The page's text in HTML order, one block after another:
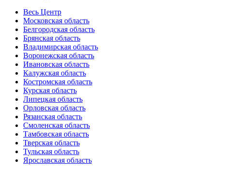
Весь Центр
Московская область
Белгородская область
Брянская область
Владимирская область
Воронежская область
Ивановская область
Калужская область
Костромская область
Курская область
Липецкая область
Орловская область
Рязанская область
Смоленская область
Тамбовская область
Тверская область
Тульская область
Ярославская область